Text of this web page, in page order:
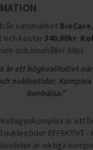
från varumärket BioCare
och kostar 340,00kr.
och innehåller 60st.
är ett högkvalitativt
nukleotider.
benhälsa."
- Kollagenkomplex är ett
EFFEKTIVT -
är viktiga